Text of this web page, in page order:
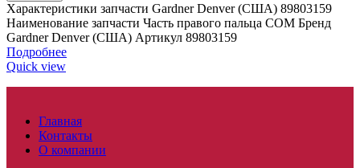
Характеристики запчасти Gardner Denver (США) 89803159
Наименование запчасти Часть правого пальца COM Бренд
Gardner Denver (США) Артикул 89803159
Подробнее
Quick view
Главная
Контакты
О компании